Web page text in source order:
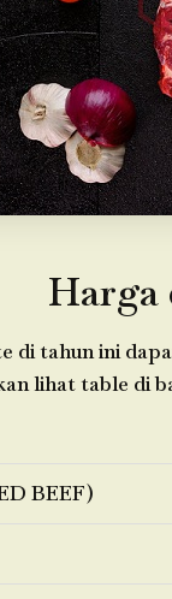
Harga
di tahun ini
lihat table di
BEEF)